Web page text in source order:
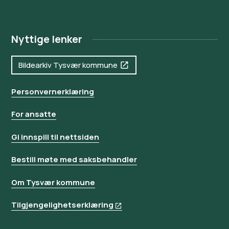
Nyttige lenker
Bildearkiv Tysvær kommune
Personvernerklæring
For ansatte
Gi innspill til nettsiden
Bestill møte med saksbehandler
Om Tysvær kommune
Tilgjengelighetserklæring